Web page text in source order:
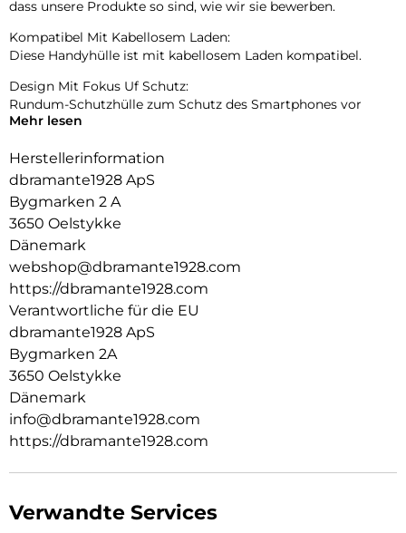
dass unsere Produkte so sind, wie wir sie bewerben.
Kompatibel Mit Kabellosem Laden:
Diese Handyhülle ist mit kabellosem Laden kompatibel.
Design Mit Fokus Uf Schutz:
Rundum-Schutzhülle zum Schutz des Smartphones vor
Beschädigungen.
Mehr lesen
Herstellerinformation
dbramante1928 ApS
Bygmarken 2 A
3650 Oelstykke
Dänemark
webshop@dbramante1928.com
https://dbramante1928.com
Verantwortliche für die EU
dbramante1928 ApS
Bygmarken 2A
3650 Oelstykke
Dänemark
info@dbramante1928.com
https://dbramante1928.com
Verwandte Services